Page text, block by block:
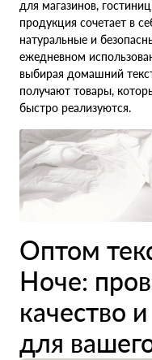
для магазинов,
продукция сочетает в
натуральные и
ежедневном
выбирая домашний
получают товары,
быстро реализуются.
Оптом
Ноче:
качество
для